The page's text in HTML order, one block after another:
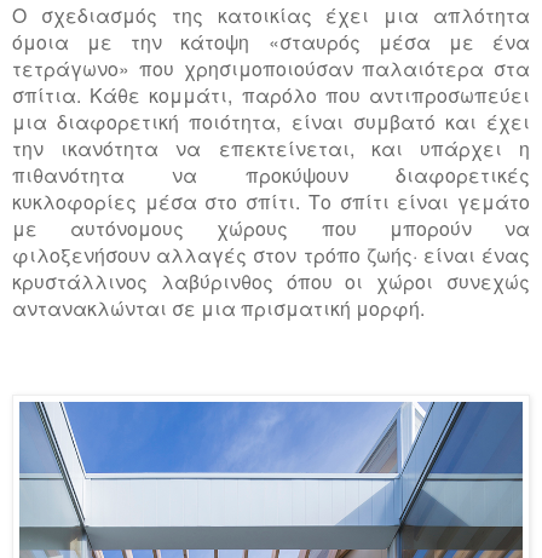
Ο σχεδιασμός της κατοικίας έχει μια απλότητα
όμοια με την κάτοψη «σταυρός μέσα με ένα
τετράγωνο» που χρησιμοποιούσαν παλαιότερα στα
σπίτια. Κάθε κομμάτι, παρόλο που αντιπροσωπεύει
μια διαφορετική ποιότητα, είναι συμβατό και έχει
την ικανότητα να επεκτείνεται, και υπάρχει η
πιθανότητα να προκύψουν διαφορετικές
κυκλοφορίες μέσα στο σπίτι. Το σπίτι είναι γεμάτο
με αυτόνομους χώρους που μπορούν να
φιλοξενήσουν αλλαγές στον τρόπο ζωής· είναι ένας
κρυστάλλινος λαβύρινθος όπου οι χώροι συνεχώς
αντανακλώνται σε μια πρισματική μορφή.